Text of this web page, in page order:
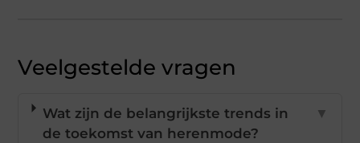
Veelgestelde vragen
Wat zijn de belangrijkste trends in
de toekomst van herenmode?
▼